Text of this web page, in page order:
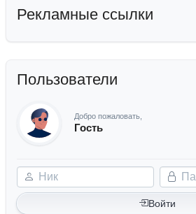
Рекламные ссылки
Пользователи
Добро пожаловать,
Гость
Ник Пароль
Войти